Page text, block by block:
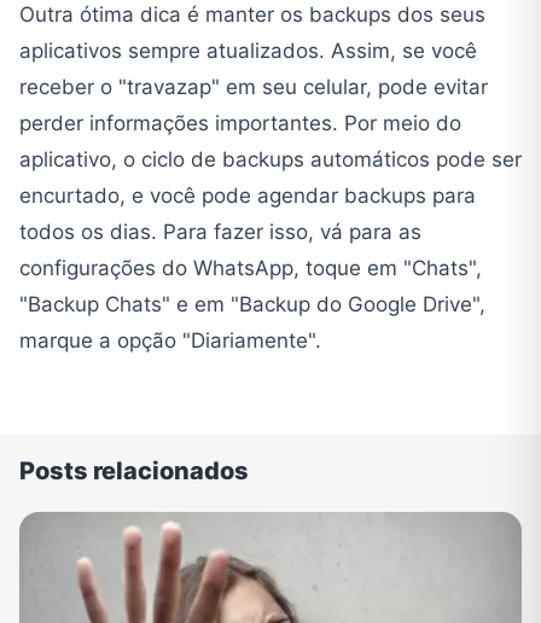
Outra ótima dica é manter os backups dos seus
aplicativos sempre atualizados. Assim, se você
receber o "travazap" em seu celular, pode evitar
perder informações importantes. Por meio do
aplicativo, o ciclo de backups automáticos pode ser
encurtado, e você pode agendar backups para
todos os dias. Para fazer isso, vá para as
configurações do WhatsApp, toque em "Chats",
"Backup Chats" e em "Backup do Google Drive",
marque a opção "Diariamente".
Posts relacionados